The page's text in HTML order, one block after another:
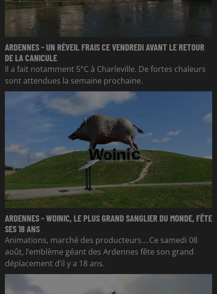
ARDENNES - UN RÉVEIL FRAIS CE VENDREDI AVANT LE RETOUR
DE LA CANICULE
Il a fait notamment 5°C à Charleville. De fortes chaleurs
sont attendues la semaine prochaine.
ARDENNES - WOINIC, LE PLUS GRAND SANGLIER DU MONDE, FÊTE
SES 18 ANS
Animations, marché des producteurs....Ce samedi 08
août, l’emblème géant des Ardennes fête son grand
déplacement d’il y a 18 ans.